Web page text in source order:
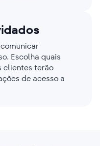
Escolha quais
clientes terão
de acesso a